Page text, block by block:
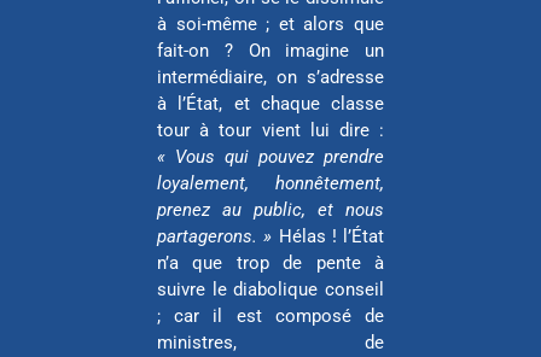
à soi-même ; et alors que
fait-on ? On imagine un
intermédiaire, on s’adresse
à l’État, et chaque classe
tour à tour vient lui dire :
« Vous qui pouvez prendre
loyalement, honnêtement,
prenez au public, et nous
partagerons. » Hélas ! l’État
n’a que trop de pente à
suivre le diabolique conseil
; car il est composé de
ministres, de